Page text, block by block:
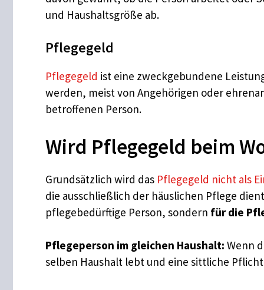
und Haushaltsgröße ab.
Pflegegeld
Pflegegeld ist eine zweckgebundene
werden, meist von Angehörigen oder
betroffenen Person.
Wird Pflegegeld beim
Grundsätzlich wird das Pflegegeld nicht als
die ausschließlich der häuslichen Pflege
pflegebedürftige Person, sondern für die
Pflegeperson im gleichen Haushalt: Wenn
selben Haushalt lebt und eine sittliche